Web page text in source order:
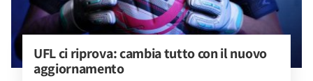
UFL ci riprova: cambia tutto con il nuovo
aggiornamento